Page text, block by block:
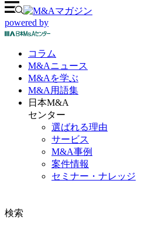
powered by
コラム
M&Aニュース
M&Aを学ぶ
M&A 用語集
日本M&A
センター
選ばれる理由
サービス
M&A事例
案件情報
セミナー・ナレッジ
検索